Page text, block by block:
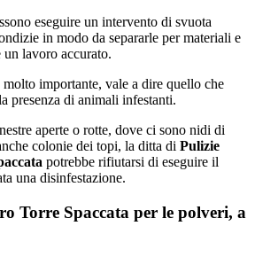
eseguire un intervento di svuota
in modo da separarle per materiali e
un lavoro accurato.
importante, vale a dire quello che
presenza di animali infestanti.
aperte o rotte, dove ci sono nidi di
colonie dei topi, la ditta di Pulizie
potrebbe rifiutarsi di eseguire il
una disinfestazione.
Torre Spaccata per le polveri, a